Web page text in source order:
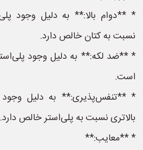
* **دوام بالا:** به دلیل وجود
نسبت به کتان خالص دارد.
* **ضد لکه:** به دلیل وجود
است.
* **تنفس‌پذیری:** به دلیل وجود
بالاتری نسبت به پلی‌استر خالص دارد.
* **معایب:**